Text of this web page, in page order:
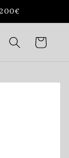
Carrello